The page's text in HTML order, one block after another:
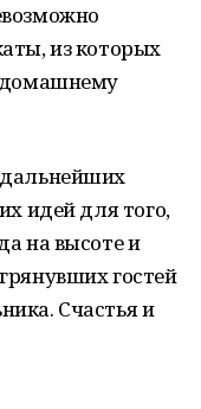
из которых
домашнему
идей для того,
на высоте и
гостей
Счастья и